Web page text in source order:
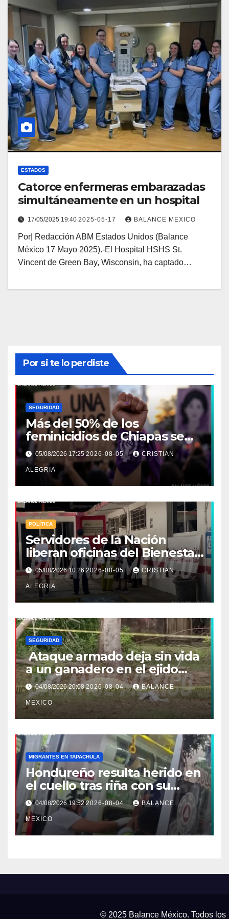
ESTADOS
Catorce enfermeras embarazadas
simultáneamente en un hospital
17/05/2025 19:40 2025-05-17 BALANCE MEXICO
Por| Redacción ABM Estados Unidos (Balance
México 17 Mayo 2025).-El Hospital HSHS St.
Vincent de Green Bay, Wisconsin, ha captado…
Por si te lo perdiste
SEGURIDAD
Más del 50% de los
feminicidios de Chiapas se
concentran en la Costa-
Soconusco
05/08/2026 17:252026-08-05 CRISTIAN
ALEGRIA
POLÍTICA
Servidores de la Nación
liberan oficinas del Bienestar
en Tapachula; Cielo
Nucamendi asume
delegación regional
05/08/2026 10:262026-08-05 CRISTIAN
ALEGRIA
SEGURIDAD
Ataque armado deja sin vida
a un ganadero en el ejido
Efraín Gutiérrez de Mazatán
04/08/2026 20:082026-08-04 BALANCE
MEXICO
MIGRANTES EN TAPACHULA
Hondureño resulta herido en
el cuello tras riña con su
pareja en Tapachula
04/08/2026 19:522026-08-04 BALANCE
MEXICO
© 2025 Balance México. Todos los